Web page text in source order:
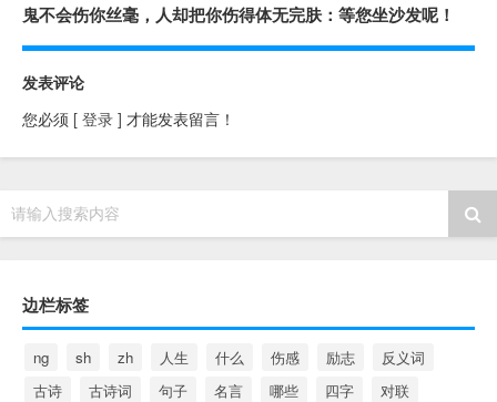
鬼不会伤你丝毫，人却把你伤得体无完肤：等您坐沙发呢！
发表评论
您必须 [ 登录 ] 才能发表留言！
请输入搜索内容
边栏标签
ng sh zh 人生 什么 伤感 励志
反义词
古诗
古诗词 句子 名言 哪些 四字
对联